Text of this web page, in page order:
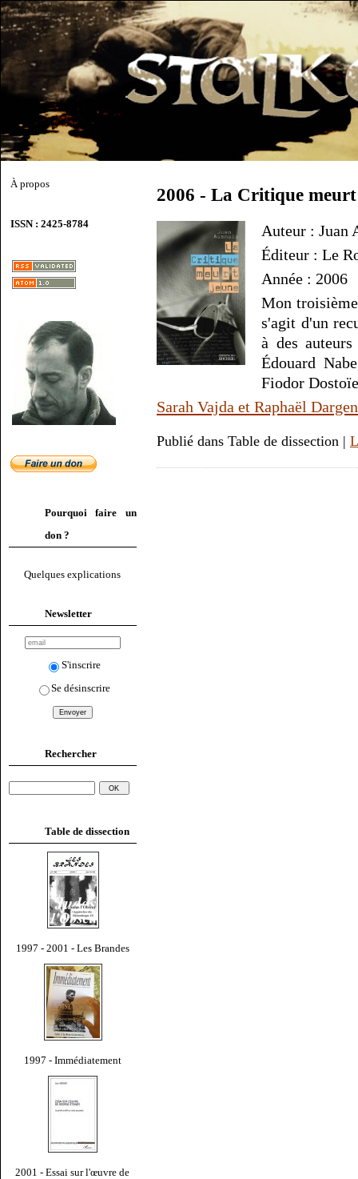
À propos
ISSN : 2425-8784
Pourquoi faire un
don ?
Quelques explications
Newsletter
S'inscrire
Se désinscrire
Rechercher
Table de dissection
1997 - 2001 - Les Brandes
1997 - Immédiatement
2001 - Essai sur l'œuvre de
2006 - La Critique
Auteur : Juan
Éditeur : Le
Année : 2006
Mon
s'agit d'un
à des
Édouard
Fiodor
Sarah Vajda et Raphaël
Publié dans Table de dissection |